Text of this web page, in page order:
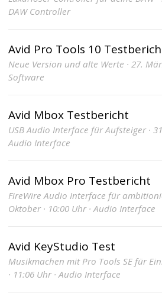
DAW Controller
Avid Pro Tools 10
Neue Version und alte Werte · 27.
Software
Avid Mbox Testbericht
USB Audio Interface für Aufsteiger ·
Audio Interface
Avid Mbox Pro Testbericht
FireWire Audio Interface für
Oktober · 10:00 Uhr · Audio Interface
Avid KeyStudio Test
Musikmachen mit Pro Tools SE für
· 11:06 Uhr · Audio Interface